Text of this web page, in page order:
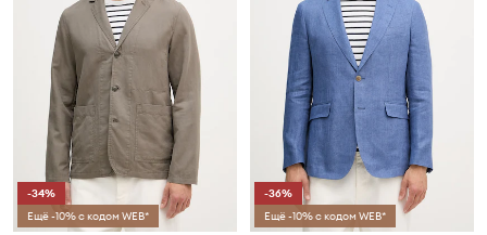
-34%
Ещё -10% с кодом WEB*
-36%
Ещё -10% с кодом WEB*